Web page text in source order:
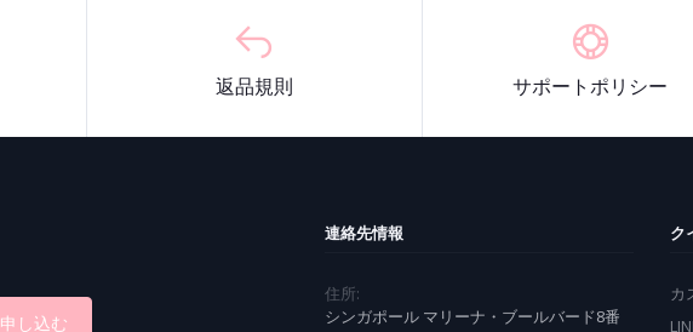
返品規則 サポートポリシー
申し込む
連絡先情報
住所:
シンガポール マリーナ・ブールバード8番
ク
カ